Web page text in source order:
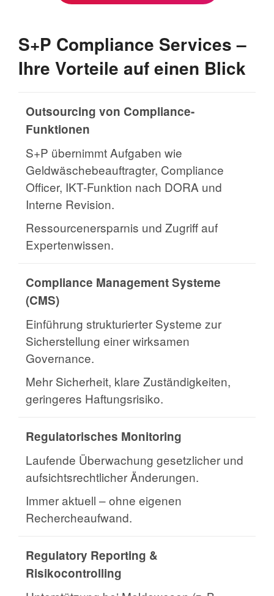
S+P Compliance Services –
Ihre Vorteile auf einen Blick
Outsourcing von Compliance-
Funktionen
S+P übernimmt Aufgaben wie
Geldwäschebeauftragter, Compliance
Officer, IKT-Funktion nach DORA und
Interne Revision.
Ressourcenersparnis und Zugriff auf
Expertenwissen.
Compliance Management Systeme
(CMS)
Einführung strukturierter Systeme zur
Sicherstellung einer wirksamen
Governance.
Mehr Sicherheit, klare Zuständigkeiten,
geringeres Haftungsrisiko.
Regulatorisches Monitoring
Laufende Überwachung gesetzlicher und
aufsichtsrechtlicher Änderungen.
Immer aktuell – ohne eigenen
Rechercheaufwand.
Regulatory Reporting &
Risikocontrolling